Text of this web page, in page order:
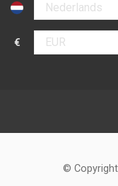
Selecteer taal
€
Selecteer valuta
©